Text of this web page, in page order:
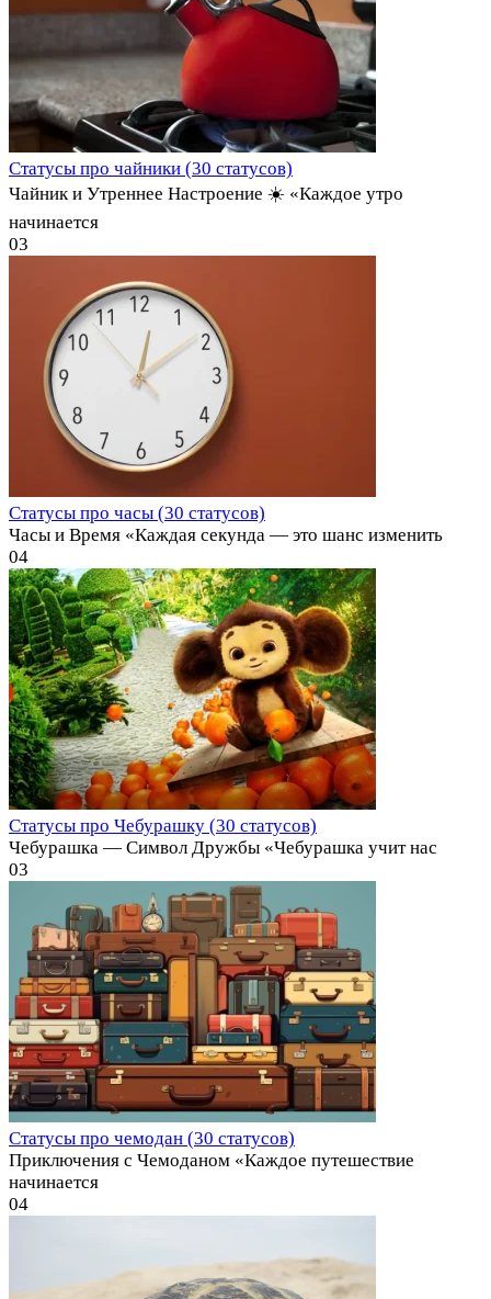
Статусы про чайники (30 статусов)
Чайник и Утреннее Настроение ☀️ «Каждое утро
начинается
03
Статусы про часы (30 статусов)
Часы и Время «Каждая секунда — это шанс изменить
04
Статусы про Чебурашку (30 статусов)
Чебурашка — Символ Дружбы «Чебурашка учит нас
03
Статусы про чемодан (30 статусов)
Приключения с Чемоданом «Каждое путешествие
начинается
04